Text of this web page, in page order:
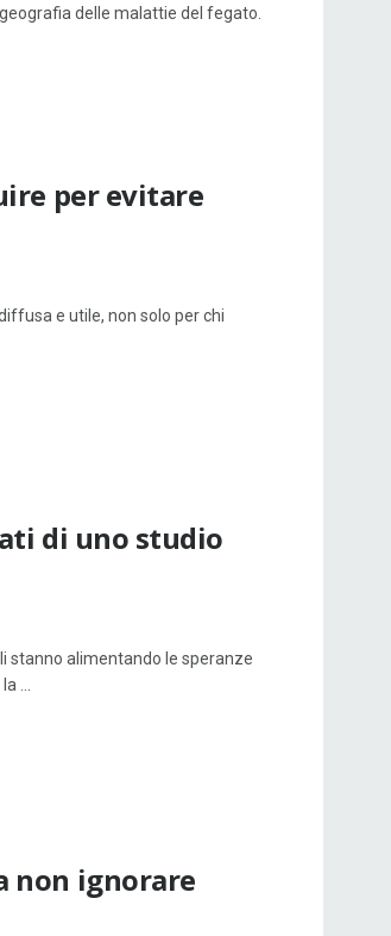
delle malattie del fegato.
per evitare
e utile, non solo per chi
di uno studio
stanno alimentando le speranze
...
non ignorare